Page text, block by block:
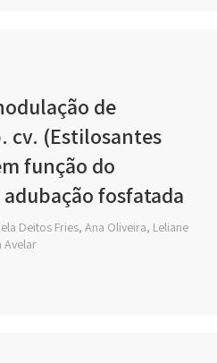
de
cv. (Estilosantes
função do
fosfatada
Deitos Fries, Ana Oliveira, Leliane
Avelar